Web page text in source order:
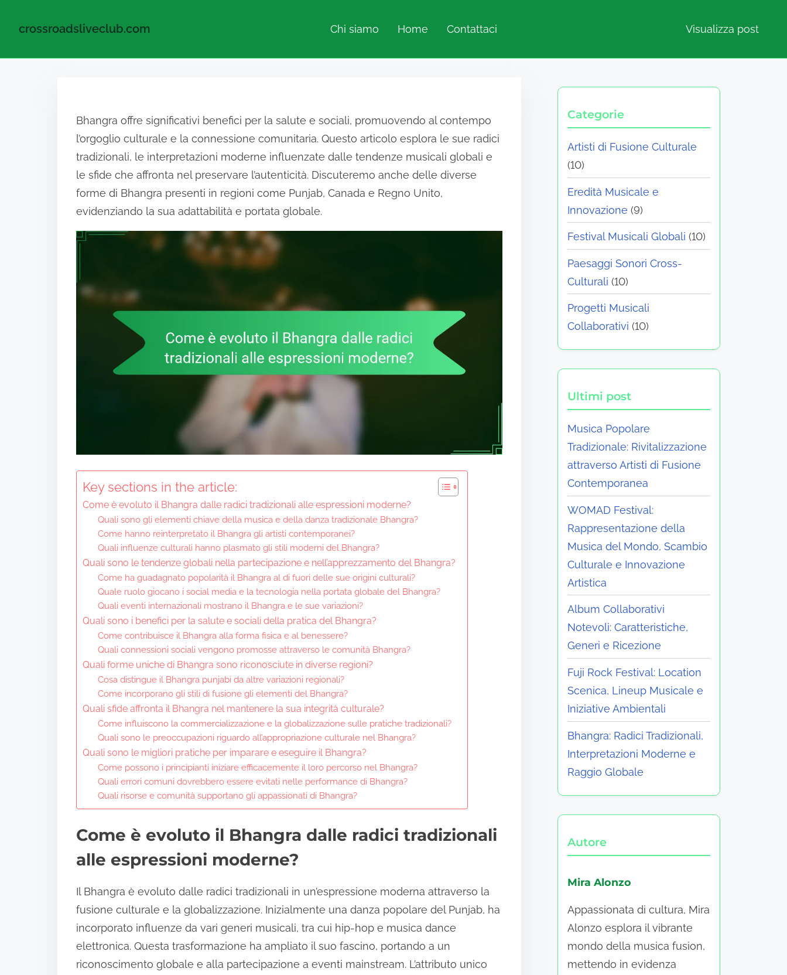
crossroadsliveclub.com Chi siamo Home Contattaci Visualizza post
Bhangra offre significativi benefici per la salute e sociali, promuovendo al contempo
l’orgoglio culturale e la connessione comunitaria. Questo articolo esplora le sue radici
tradizionali, le interpretazioni moderne influenzate dalle tendenze musicali globali e
le sfide che affronta nel preservare l’autenticità. Discuteremo anche delle diverse
forme di Bhangra presenti in regioni come Punjab, Canada e Regno Unito,
evidenziando la sua adattabilità e portata globale.
Key sections in the article:
Come è evoluto il Bhangra dalle radici tradizionali alle espressioni moderne?
Quali sono gli elementi chiave della musica e della danza tradizionale Bhangra?
Come hanno reinterpretato il Bhangra gli artisti contemporanei?
Quali influenze culturali hanno plasmato gli stili moderni del Bhangra?
Quali sono le tendenze globali nella partecipazione e nell’apprezzamento del Bhangra?
Come ha guadagnato popolarità il Bhangra al di fuori delle sue origini culturali?
Quale ruolo giocano i social media e la tecnologia nella portata globale del Bhangra?
Quali eventi internazionali mostrano il Bhangra e le sue variazioni?
Quali sono i benefici per la salute e sociali della pratica del Bhangra?
Come contribuisce il Bhangra alla forma fisica e al benessere?
Quali connessioni sociali vengono promosse attraverso le comunità Bhangra?
Quali forme uniche di Bhangra sono riconosciute in diverse regioni?
Cosa distingue il Bhangra punjabi da altre variazioni regionali?
Come incorporano gli stili di fusione gli elementi del Bhangra?
Quali sfide affronta il Bhangra nel mantenere la sua integrità culturale?
Come influiscono la commercializzazione e la globalizzazione sulle pratiche tradizionali?
Quali sono le preoccupazioni riguardo all’appropriazione culturale nel Bhangra?
Quali sono le migliori pratiche per imparare e eseguire il Bhangra?
Come possono i principianti iniziare efficacemente il loro percorso nel Bhangra?
Quali errori comuni dovrebbero essere evitati nelle performance di Bhangra?
Quali risorse e comunità supportano gli appassionati di Bhangra?
Come è evoluto il Bhangra dalle radici tradizionali
alle espressioni moderne?
Il Bhangra è evoluto dalle radici tradizionali in un’espressione moderna attraverso la
fusione culturale e la globalizzazione. Inizialmente una danza popolare del Punjab, ha
incorporato influenze da vari generi musicali, tra cui hip-hop e musica dance
elettronica. Questa trasformazione ha ampliato il suo fascino, portando a un
riconoscimento globale e alla partecipazione a eventi mainstream. L’attributo unico
Categorie
Artisti di Fusione Culturale
(10)
Eredità Musicale e
Innovazione (9)
Festival Musicali Globali (10)
Paesaggi Sonori Cross-
Culturali (10)
Progetti Musicali
Collaborativi (10)
Ultimi post
Musica Popolare
Tradizionale: Rivitalizzazione
attraverso Artisti di Fusione
Contemporanea
WOMAD Festival:
Rappresentazione della
Musica del Mondo, Scambio
Culturale e Innovazione
Artistica
Album Collaborativi
Notevoli: Caratteristiche,
Generi e Ricezione
Fuji Rock Festival: Location
Scenica, Lineup Musicale e
Iniziative Ambientali
Bhangra: Radici Tradizionali,
Interpretazioni Moderne e
Raggio Globale
Autore
Mira Alonzo
Appassionata di cultura, Mira
Alonzo esplora il vibrante
mondo della musica fusion,
mettendo in evidenza